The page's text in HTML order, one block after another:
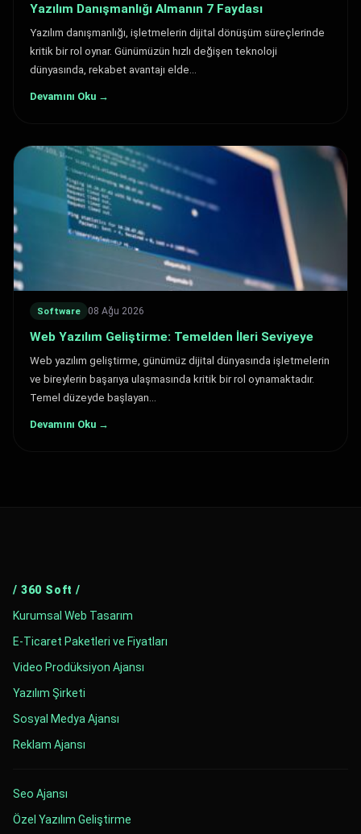
Yazılım Danışmanlığı Almanın 7 Faydası
Yazılım danışmanlığı, işletmelerin dijital dönüşüm süreçlerinde
kritik bir rol oynar. Günümüzün hızlı değişen teknoloji
dünyasında, rekabet avantajı elde…
Devamını Oku →
Software 08 Ağu 2026
Web Yazılım Geliştirme: Temelden İleri Seviyeye
Web yazılım geliştirme, günümüz dijital dünyasında işletmelerin
ve bireylerin başarıya ulaşmasında kritik bir rol oynamaktadır.
Temel düzeyde başlayan…
Devamını Oku →
/ 360 Soft /
Kurumsal Web Tasarım
E-Ticaret Paketleri ve Fiyatları
Video Prodüksiyon Ajansı
Yazılım Şirketi
Sosyal Medya Ajansı
Reklam Ajansı
Seo Ajansı
Özel Yazılım Geliştirme